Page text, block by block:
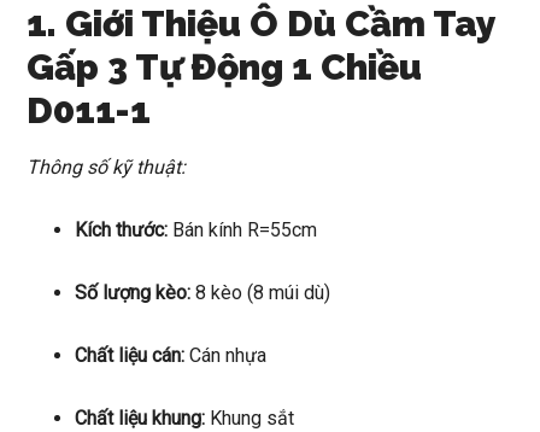
1. Giới Thiệu Ô Dù Cầm Tay
Gấp 3 Tự Động 1 Chiều
D011-1
Thông số kỹ thuật:
Kích thước: Bán kính R=55cm
Số lượng kèo:8 kèo (8 múi dù)
Chất liệu cán: Cán nhựa
Chất liệu khung: Khung sắt